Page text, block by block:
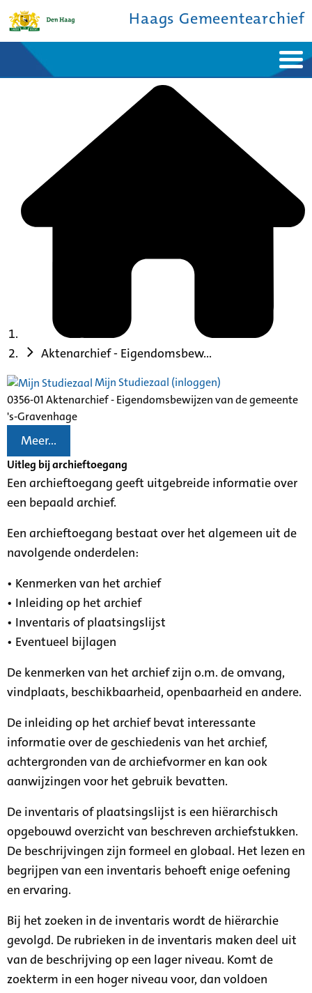
Haags Gemeentearchief
Bronnen en collecties
Aktenarchief - Eigendomsbew...
Mijn Studiezaal (inloggen)
0356-01 Aktenarchief - Eigendomsbewijzen van de gemeente
's-Gravenhage
Meer...
Uitleg bij archieftoegang
Een archieftoegang geeft uitgebreide informatie over
een bepaald archief.
Een archieftoegang bestaat over het algemeen uit de
navolgende onderdelen:
• Kenmerken van het archief
• Inleiding op het archief
• Inventaris of plaatsingslijst
• Eventueel bijlagen
De kenmerken van het archief zijn o.m. de omvang,
vindplaats, beschikbaarheid, openbaarheid en andere.
De inleiding op het archief bevat interessante
informatie over de geschiedenis van het archief,
achtergronden van de archiefvormer en kan ook
aanwijzingen voor het gebruik bevatten.
De inventaris of plaatsingslijst is een hiërarchisch
opgebouwd overzicht van beschreven archiefstukken.
De beschrijvingen zijn formeel en globaal. Het lezen en
begrijpen van een inventaris behoeft enige oefening
en ervaring.
Bij het zoeken in de inventaris wordt de hiërarchie
gevolgd. De rubrieken in de inventaris maken deel uit
van de beschrijving op een lager niveau. Komt de
zoekterm in een hoger niveau voor, dan voldoen